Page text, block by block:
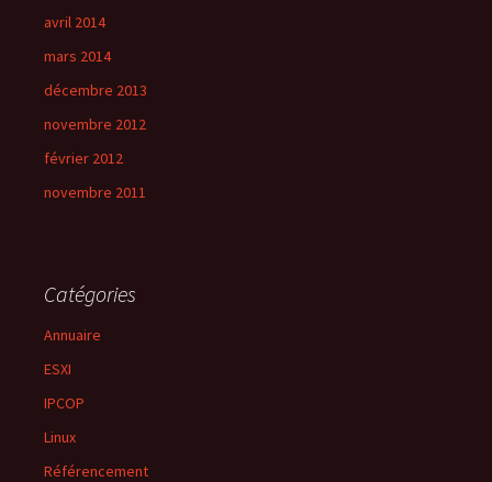
avril 2014
mars 2014
décembre 2013
novembre 2012
février 2012
novembre 2011
Catégories
Annuaire
ESXI
IPCOP
Linux
Référencement